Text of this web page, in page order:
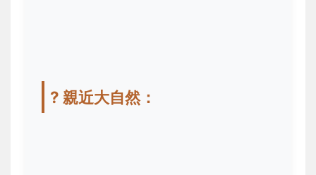
? 親近大自然：